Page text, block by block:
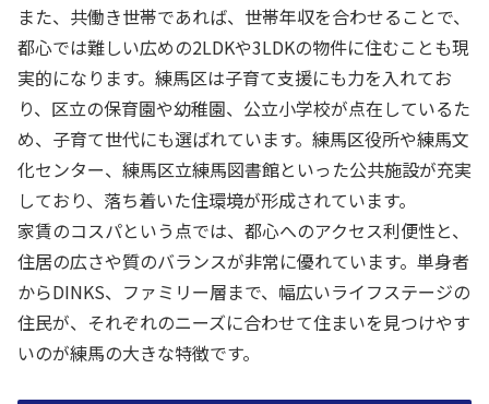
また、共働き世帯であれば、世帯年収を合わせることで、
都心では難しい広めの2LDKや3LDKの物件に住むことも現
実的になります。練馬区は子育て支援にも力を入れてお
り、区立の保育園や幼稚園、公立小学校が点在しているた
め、子育て世代にも選ばれています。練馬区役所や練馬文
化センター、練馬区立練馬図書館といった公共施設が充実
しており、落ち着いた住環境が形成されています。
家賃のコスパという点では、都心へのアクセス利便性と、
住居の広さや質のバランスが非常に優れています。単身者
からDINKS、ファミリー層まで、幅広いライフステージの
住民が、それぞれのニーズに合わせて住まいを見つけやす
いのが練馬の大きな特徴です。